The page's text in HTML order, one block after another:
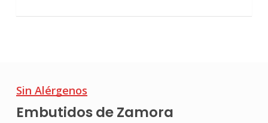
Sin Alérgenos
Embutidos de Zamora